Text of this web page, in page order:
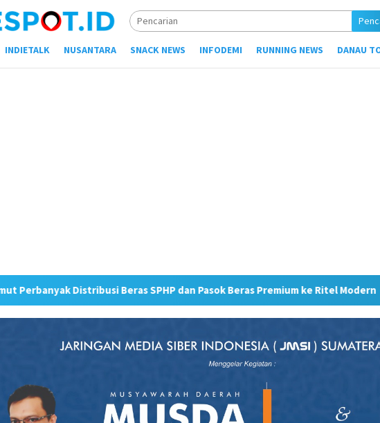
INDIETALK NUSANTARA SNACK NEWS INFODEMI RUNNING NEWS DANAU
Beras SPHP dan Pasok Beras Premium ke Ritel Modern JMSI Medan